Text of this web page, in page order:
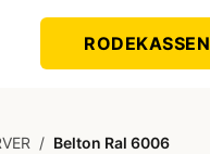
RODEKASSEN
/ Belton Ral 6006